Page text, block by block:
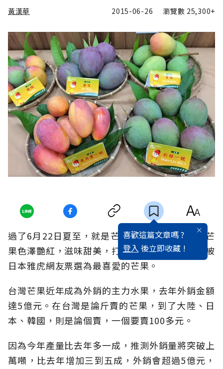
黃漢華 2015-06-26 瀏覽數 25,300+
喜歡這篇文章嗎 ?
登入 後立即收藏 !
過了6月22日夏至，就是芒果採收的季節，由於芒
果色澤艷紅，滋味甜美，打敗日本宮崎縣芒果，被
日本雅虎網友票選為最喜愛的芒果。
台灣芒果近年成為外銷的主力水果，去年外銷金額
達5億元。在台灣是論斤賣的芒果，到了大陸、日
本、韓國，則是論個賣，一個要賣100多元。
因為今年產量比去年多一成，推測外銷量將突破上
萬噸，比去年增加三到五成，外銷會超過5億元，